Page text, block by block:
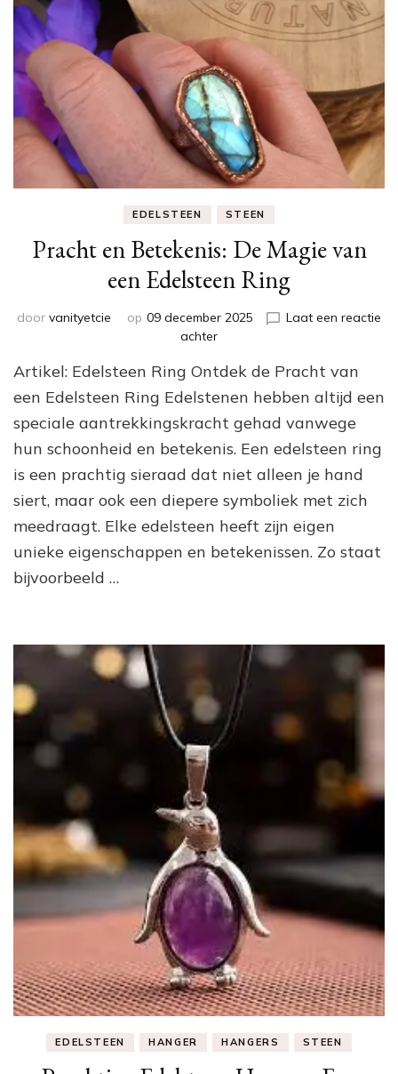
EDELSTEEN STEEN
Pracht en Betekenis: De Magie van
een Edelsteen Ring
door vanityetcie op 09 december 2025
Laat een reactie
achterop
en
Betekenis:
Magie
van
een
Edelsteen
Ring
Artikel: Edelsteen Ring Ontdek de Pracht van
een Edelsteen Ring Edelstenen hebben altijd een
speciale aantrekkingskracht gehad vanwege
hun schoonheid en betekenis. Een edelsteen ring
is een prachtig sieraad dat niet alleen je hand
siert, maar ook een diepere symboliek met zich
meedraagt. Elke edelsteen heeft zijn eigen
unieke eigenschappen en betekenissen. Zo staat
bijvoorbeeld …
EDELSTEEN HANGER HANGERS STEEN